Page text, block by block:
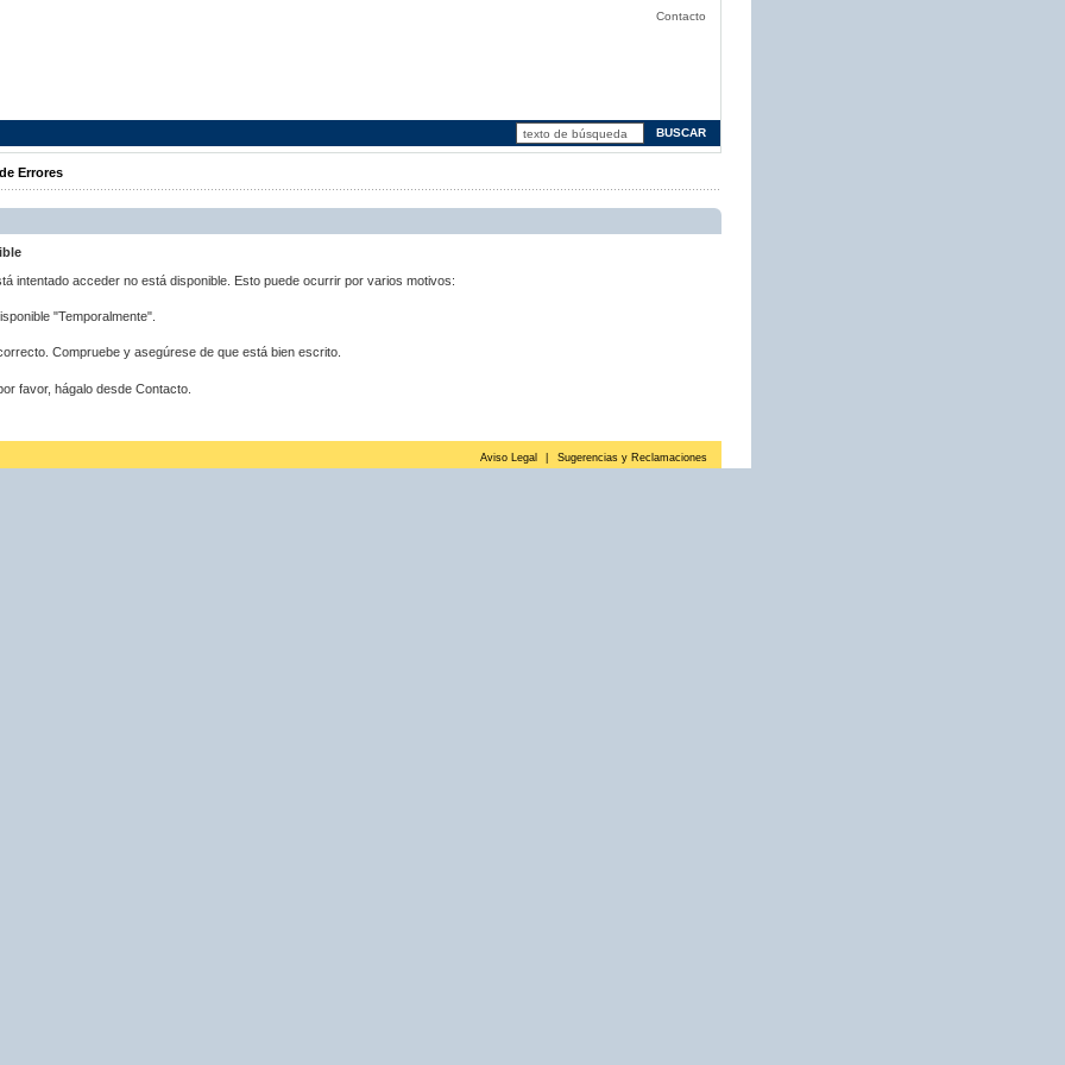
Contacto
Errores
intentado acceder no está disponible. Esto puede ocurrir por varios motivos:
"Temporalmente".
Compruebe y asegúrese de que está bien escrito.
favor, hágalo desde Contacto.
Aviso Legal Sugerencias y Reclamaciones